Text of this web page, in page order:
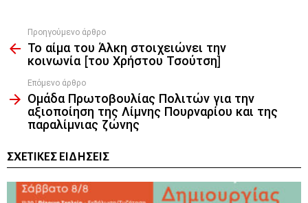
more
Προηγούμενο άρθρο
Το αίμα του Άλκη στοιχειώνει την
κοινωνία [του Χρήστου Τσούτση]
Επόμενο άρθρο
Ομάδα Πρωτοβουλίας Πολιτών για την
αξιοποίηση της Λίμνης Πουρναρίου και της
παραλίμνιας ζώνης
ΣΧΕΤΙΚΈΣ ΕΙΔΉΣΕΙΣ